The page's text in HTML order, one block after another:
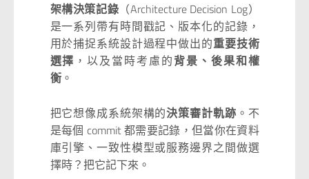
架構決策記錄 （Architecture Decision Log）
是一系列帶有時間戳記、版本化的記錄，
用於捕捉系統設計過程中做出的重要技術
選擇 ，以及當時考慮的背景、後果和權
衡。
把它想像成系統架構的決策審計軌跡 。不
是每個 commit 都需要記錄，但當你在資料
庫引擎、一致性模型或服務邊界之間做選
擇時？把它記下來。